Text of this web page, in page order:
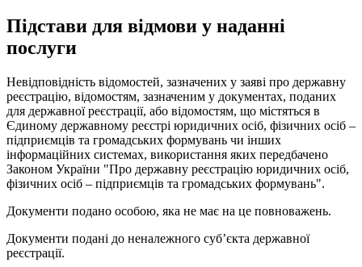
Підстави для відмови у наданні
послуги
Невідповідність відомостей, зазначених у заяві про державну
реєстрацію, відомостям, зазначеним у документах, поданих
для державної реєстрації, або відомостям, що містяться в
Єдиному державному реєстрі юридичних осіб, фізичних осіб –
підприємців та громадських формувань чи інших
інформаційних системах, використання яких передбачено
Законом України "Про державну реєстрацію юридичних осіб,
фізичних осіб – підприємців та громадських формувань".
Документи подано особою, яка не має на це повноважень.
Документи подані до неналежного суб’єкта державної
реєстрації.